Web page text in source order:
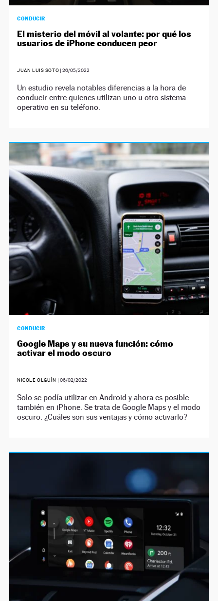
CONDUCIR
El misterio del móvil al volante: por qué los
usuarios de iPhone conducen peor
JUAN LUIS SOTO |26/05/2022
Un estudio revela notables diferencias a la hora de
conducir entre quienes utilizan uno u otro sistema
operativo en su teléfono.
CONDUCIR
Google Maps y su nueva función: cómo
activar el modo oscuro
NICOLE OLGUÍN | 06/02/2022
Solo se podía utilizar en Android y ahora es posible
también en iPhone. Se trata de Google Maps y el modo
oscuro. ¿Cuáles son sus ventajas y cómo activarlo?